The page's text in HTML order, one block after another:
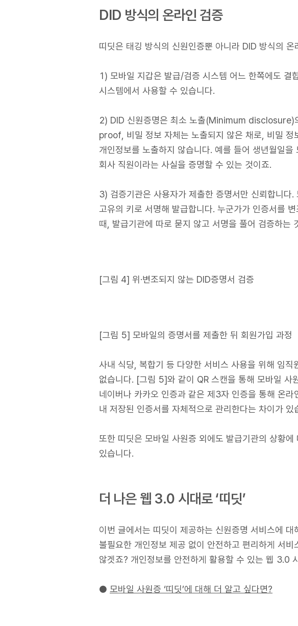
DID 방식의 온라인 검증
띠딧은 태깅 방식의 신원인증뿐 아니라 DID 방식의
1) 모바일 지갑은 발급/검증 시스템 어느 한쪽에도 결
시스템에서 사용할 수 있습니다.
2) DID 신원증명은 최소 노출(Minimum
proof, 비밀 정보 자체는 노출되지 않은 채로, 비밀 정
개인정보를 노출하지 않습니다. 예를 들어 생년월일
회사 직원이라는 사실을 증명할 수 있는 것이죠.
3) 검증기관은 사용자가 제출한 증명서만 신뢰합니
고유의 키로 서명해 발급합니다. 누군가가 인증서를
때, 발급기관에 따로 묻지 않고 서명을 풀어 검증하는
[그림 4] 위·변조되지 않는 DID증명서 검증
[그림 5] 모바일의 증명서를 제출한 뒤 회원가입 과정
사내 식당, 복합기 등 다양한 서비스 사용을 위해 임
없습니다. [그림 5]와 같이 QR 스캔을 통해 모바일 사
네이버나 카카오 인증과 같은 제3자 인증을 통해 온
내 저장된 인증서를 자체적으로 관리한다는 차이가 있
또한 띠딧은 모바일 사원증 외에도 발급기관의 상황
있습니다.
더 나은 웹 3.0 시대로 ‘띠딧’
이번 글에서는 띠딧이 제공하는 신원증명 서비스에
불필요한 개인정보 제공 없이 안전하고 편리하게 서
않겟죠? 개인정보를 안전하게 활용할 수 있는 웹 3.0
● 모바일 사원증 ‘띠딧’에 대해 더 알고 싶다면?